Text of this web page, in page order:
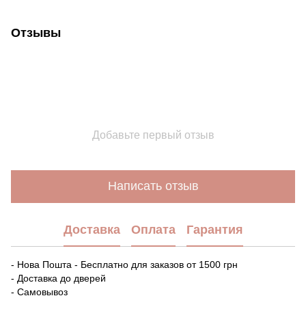
Отзывы
Добавьте первый отзыв
Написать отзыв
Доставка Оплата Гарантия
- Нова Пошта - Бесплатно для заказов от 1500 грн
- Доставка до дверей
- Самовывоз